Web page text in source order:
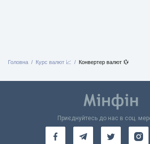
Головна Курс валют 📈 Конвертер валют 💱
Приєднуйтесь до нас в соц.